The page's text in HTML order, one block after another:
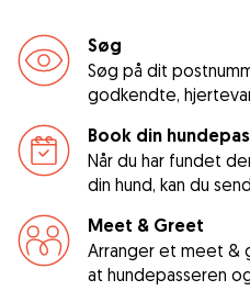
Søg
Søg på dit
godkendte,
Book din
Når du har fundet
din hund, kan du
Meet & Greet
Arranger et meet &
at hundepasseren